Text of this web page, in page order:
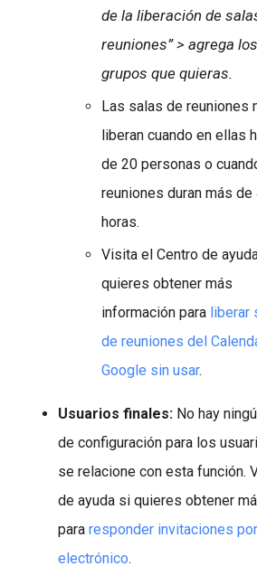
de la liberación de
reuniones” > agrega los
grupos que quieras.
Las salas de reuniones
liberan cuando en ellas
de 20 personas o
reuniones duran más de
horas.
Visita el Centro de
quieres obtener más
información para liberar
de reuniones del
Google sin usar.
Usuarios finales: No hay
de configuración para los
se relacione con esta función.
de ayuda si quieres obtener
para responder invitaciones
electrónico.